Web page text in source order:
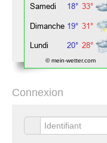
© mein-wetter.com
Connexion